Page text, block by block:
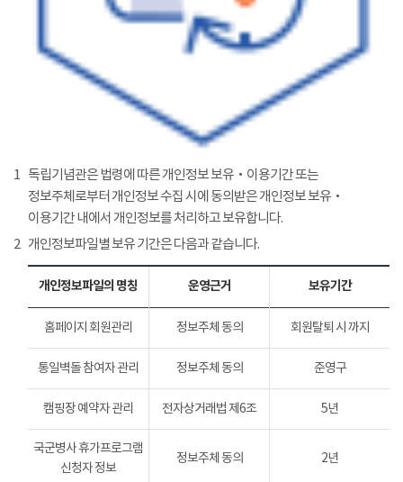
1 독립기념관은 법령에 따른 개인정보 보유‧이용기간 또는
정보주체로부터 개인정보 수집 시에 동의받은 개인정보 보유‧
이용기간 내에서 개인정보를 처리하고 보유합니다.
2 개인정보파일별 보유 기간은 다음과 같습니다.
개인정보파일의 명칭 운영근거 보유기간
홈페이지 회원관리 정보주체 동의 회원탈퇴 시 까지
통일벽돌 참여자 관리 정보주체 동의 준영구
캠핑장 예약자 관리 전자상거래법 제6조 5년
국군병사 휴가프로그램
신청자 정보
정보주체 동의 2년